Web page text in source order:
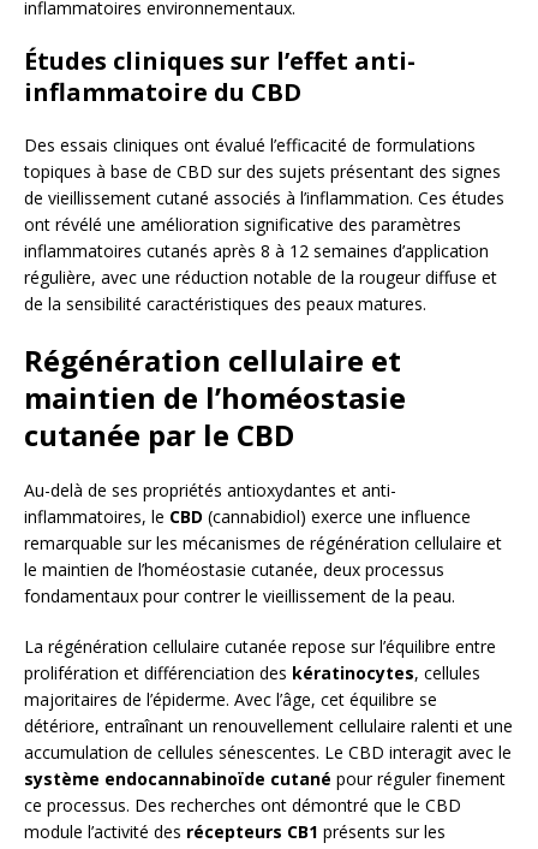
inflammatoires environnementaux.
Études cliniques sur l’effet anti-
inflammatoire du CBD
Des essais cliniques ont évalué l’efficacité de formulations
topiques à base de CBD sur des sujets présentant des signes
de vieillissement cutané associés à l’inflammation. Ces études
ont révélé une amélioration significative des paramètres
inflammatoires cutanés après 8 à 12 semaines d’application
régulière, avec une réduction notable de la rougeur diffuse et
de la sensibilité caractéristiques des peaux matures.
Régénération cellulaire et
maintien de l’homéostasie
cutanée par le CBD
Au-delà de ses propriétés antioxydantes et anti-
inflammatoires, le CBD (cannabidiol) exerce une influence
remarquable sur les mécanismes de régénération cellulaire et
le maintien de l’homéostasie cutanée, deux processus
fondamentaux pour contrer le vieillissement de la peau.
La régénération cellulaire cutanée repose sur l’équilibre entre
prolifération et différenciation des kératinocytes, cellules
majoritaires de l’épiderme. Avec l’âge, cet équilibre se
détériore, entraînant un renouvellement cellulaire ralenti et une
accumulation de cellules sénescentes. Le CBD interagit avec le
système endocannabinoïde cutané pour réguler finement
ce processus. Des recherches ont démontré que le CBD
module l’activité des récepteurs CB1 présents sur les